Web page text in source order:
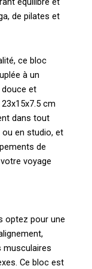
de pilates et
ce bloc
à un
et
cm
dans tout
en studio, et
de
voyage
optez pour une
musculaires
Ce bloc est